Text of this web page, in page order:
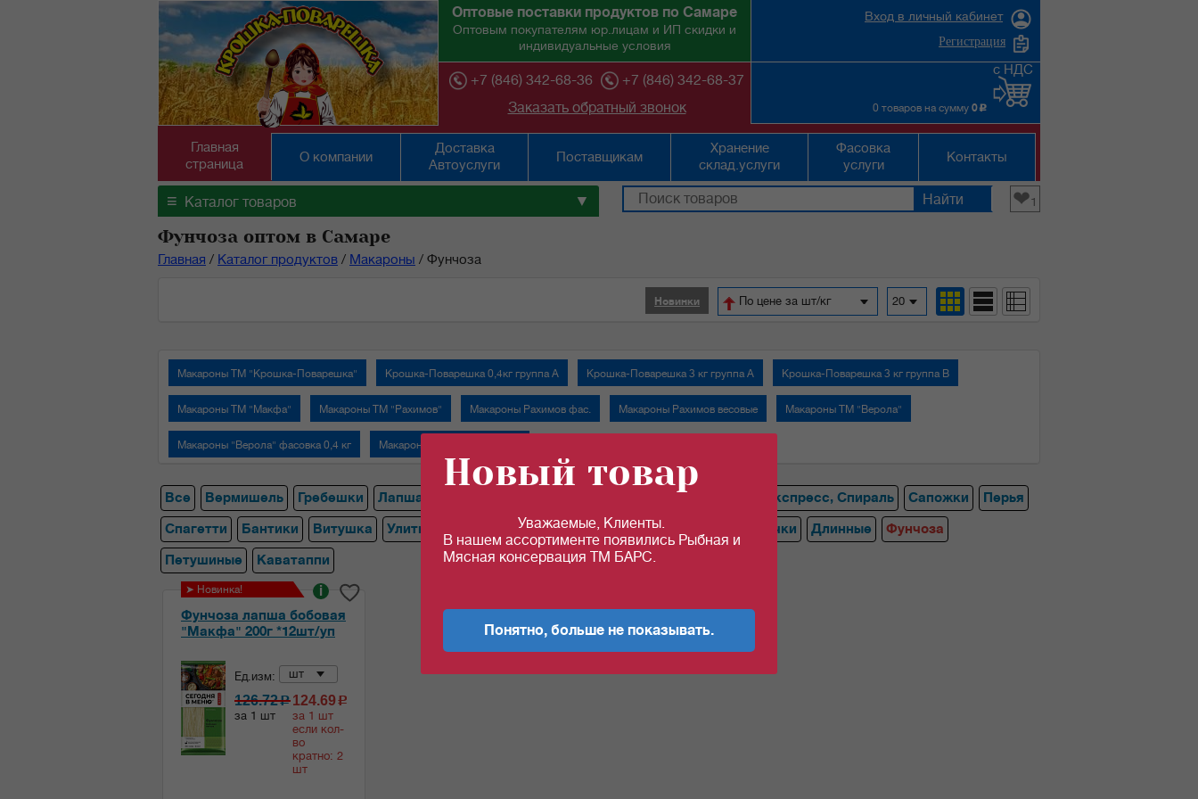
Оптовые поставки продуктов по Самаре
Оптовым покупателям юр.лицам и ИП скидки и
индивидуальные условия
+7 (846) 342-68-36
+7 (846) 342-68-37
Заказать обратный звонок
Вход в личный кабинет
Регистрация
0 товаров на сумму 0 c
с НДС
Главная
страница
О компании
Доставка
Автоуслуги
Поставщикам
Хранение
склад.услуги
Фасовка
услуги
Контакты
≡ Каталог товаров ▼ ❤1
Фунчоза оптом в Самаре
Главная / Каталог продуктов / Макароны / Фунчоза
20
По цене за шт/кг
Новинки
Макароны ТМ "Крошка-Поварешка" Крошка-Поварешка 0,4кг группа А Крошка-Поварешка 3 кг группа А Крошка-Поварешка 3 кг группа В
Макароны ТМ "Макфа" Макароны ТМ "Рахимов" Макароны Рахимов фас. Макароны Рахимов весовые Макароны ТМ "Верола"
Макароны "Верола" фасовка 0,4 кг Макароны "Верола" весовые
Все Вермишель Гребешки Лапша Спирали, Спираль-Экспресс, Спираль Сапожки
Перья
Спагетти
Бантики Витушка Улитки Звездочки Трубочки Витки Косички Длинные
Фунчоза
Петушиные
Каватаппи
➤ Новинка!
Фунчоза лапша бобовая
"Макфа" 200г *12шт/уп
i
Ед.изм: шт
126.72c
за 1 шт
124.69c
за 1 шт
если кол-
во
кратно: 2
шт
Новый товар
Уважаемые, Клиенты.
В нашем ассортименте появились Рыбная и
Мясная консервация ТМ БАРС.
Понятно, больше не показывать.